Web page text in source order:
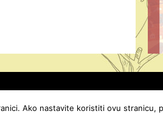
Ako nastavite koristiti ovu stranicu,